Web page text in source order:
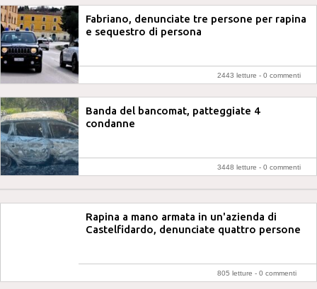
Fabriano, denunciate tre persone per rapina
e sequestro di persona
2443 letture - 0 commenti
Banda del bancomat, patteggiate 4
condanne
3448 letture - 0 commenti
Rapina a mano armata in un'azienda di
Castelfidardo, denunciate quattro persone
805 letture - 0 commenti